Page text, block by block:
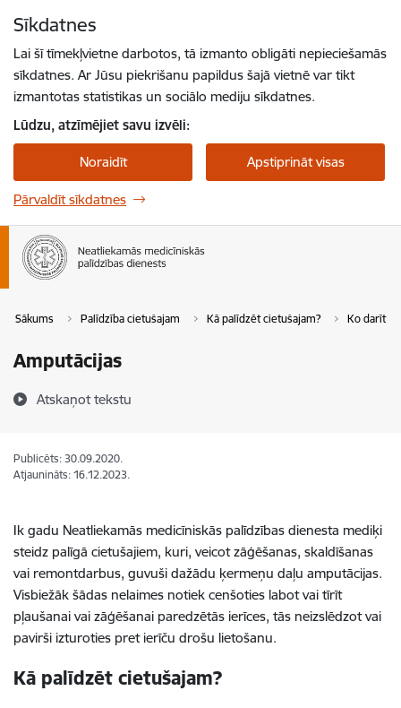
Sīkdatnes
Lai šī tīmekļvietne darbotos, tā izmanto obligāti nepieciešamās
sīkdatnes. Ar Jūsu piekrišanu papildus šajā vietnē var tikt
izmantotas statistikas un sociālo mediju sīkdatnes.
Lūdzu, atzīmējiet savu izvēli:
Noraidīt Apstiprināt visas
Pārvaldīt sīkdatnes
Sākums Palīdzība cietušajam Kā palīdzēt cietušajam? Ko darīt
Amputācijas
Atskaņot tekstu
Publicēts: 30.09.2020.
Atjaunināts: 16.12.2023.
Ik gadu Neatliekamās medicīniskās palīdzības dienesta mediķi
steidz palīgā cietušajiem, kuri, veicot zāģēšanas, skaldīšanas
vai remontdarbus, guvuši dažādu ķermeņu daļu amputācijas.
Visbiežāk šādas nelaimes notiek cenšoties labot vai tīrīt
pļaušanai vai zāģēšanai paredzētās ierīces, tās neizslēdzot vai
pavirši izturoties pret ierīču drošu lietošanu.
Kā palīdzēt cietušajam?